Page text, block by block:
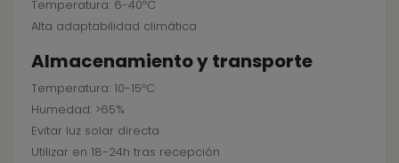
Temperatura: 6-40ºC
Alta adaptabilidad climática
Almacenamiento y transporte
Temperatura: 10-15ºC
Humedad: >65%
Evitar luz solar directa
Utilizar en 18-24h tras recepción